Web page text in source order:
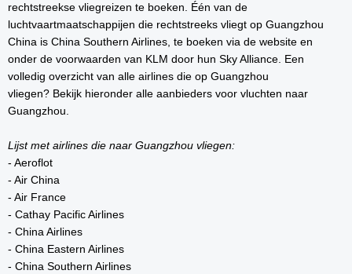
rechtstreekse vliegreizen te boeken. Één van de
luchtvaartmaatschappijen die rechtstreeks vliegt op Guangzhou
China is China Southern Airlines, te boeken via de website en
onder de voorwaarden van KLM door hun Sky Alliance. Een
volledig overzicht van alle airlines die op Guangzhou
vliegen? Bekijk hieronder alle aanbieders voor vluchten naar
Guangzhou.
Lijst met airlines die naar Guangzhou vliegen:
- Aeroflot
- Air China
- Air France
- Cathay Pacific Airlines
- China Airlines
- China Eastern Airlines
- China Southern Airlines